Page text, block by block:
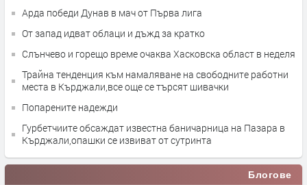
Арда победи Дунав в мач от Първа лига
От запад идват облаци и дъжд за кратко
Слънчево и горещо време очаква Хасковска област в неделя
Трайна тенденция към намаляване на свободните работни
места в Кърджали,все още се търсят шивачки
Попарените надежди
Гурбетчиите обсаждат известна баничарница на Пазара в
Кърджали,опашки се извиват от сутринта
Блогове